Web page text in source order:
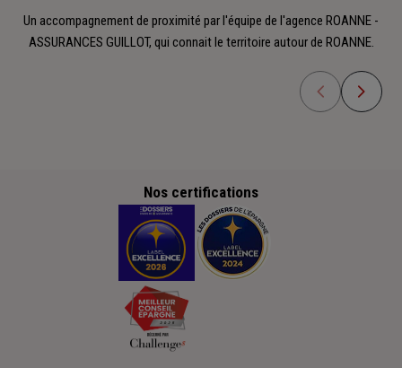
Un accompagnement de proximité par l'équipe de l'agence ROANNE -
ASSURANCES GUILLOT, qui connait le territoire autour de ROANNE.
Nos certifications